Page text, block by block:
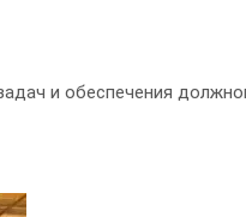
и обеспечения